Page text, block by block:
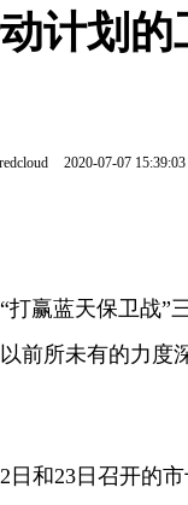
计划
2020-07-07 15:39:03
蓝天保卫战”三
前所未有的力度
和23日召开的市